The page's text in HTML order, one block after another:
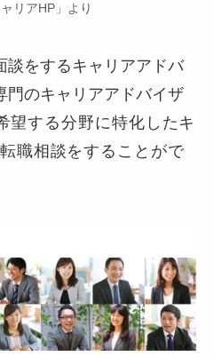
ャリアHP」より
談をするキャリアアドバ
門のキャリアアドバイザ
望する分野に特化したキ
職相談をすることがで